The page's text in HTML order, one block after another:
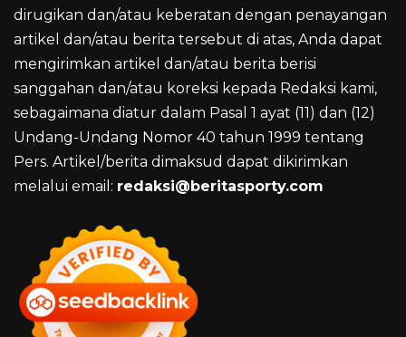
dirugikan dan/atau keberatan dengan penayangan
artikel dan/atau berita tersebut di atas, Anda dapat
mengirimkan artikel dan/atau berita berisi
sanggahan dan/atau koreksi kepada Redaksi kami,
sebagaimana diatur dalam Pasal 1 ayat (11) dan (12)
Undang-Undang Nomor 40 tahun 1999 tentang
Pers. Artikel/berita dimaksud dapat dikirimkan
melalui email: redaksi@beritasporty.com